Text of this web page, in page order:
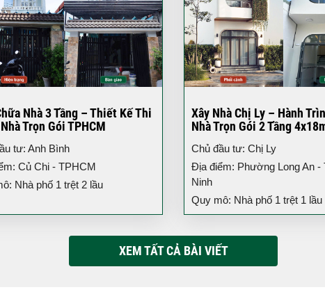
Nhà 3 Tầng – Thiết Kế Thi
Trọn Gói TPHCM
tư: Anh Bình
Củ Chi - TPHCM
Nhà phố 1 trệt 2 lầu
Xây Nhà Chị Ly – Hành
Nhà Trọn Gói 2 Tầng
Chủ đầu tư: Chị Ly
Địa điểm: Phường Long An -
Ninh
Quy mô: Nhà phố 1 trệt 1 lầu
XEM TẤT CẢ BÀI VIẾT